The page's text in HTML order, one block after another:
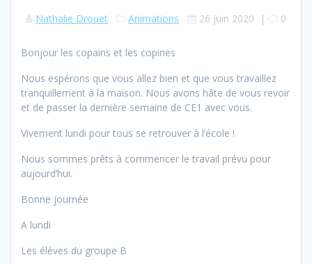
Nathalie Drouet Animations 26 juin 2020 | 0
Bonjour les copains et les copines
Nous espérons que vous allez bien et que vous travaillez
tranquillement à la maison. Nous avons hâte de vous revoir
et de passer la dernière semaine de CE1 avec vous.
Vivement lundi pour tous se retrouver à l’école !
Nous sommes prêts à commencer le travail prévu pour
aujourd’hui.
Bonne journée
A lundi
Les élèves du groupe B